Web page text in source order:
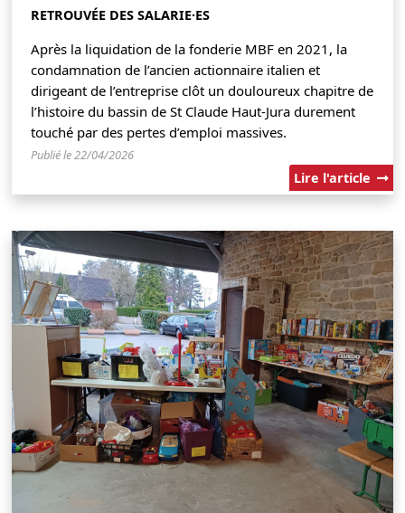
RETROUVÉE DES SALARIE·ES
Après la liquidation de la fonderie MBF en 2021, la
condamnation de l’ancien actionnaire italien et
dirigeant de l’entreprise clôt un douloureux chapitre de
l’histoire du bassin de St Claude Haut-Jura durement
touché par des pertes d’emploi massives.
Publié le 22/04/2026
Lire l'article